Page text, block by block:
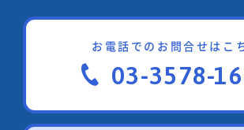
お電話でのお問合せはこ
03-3578-